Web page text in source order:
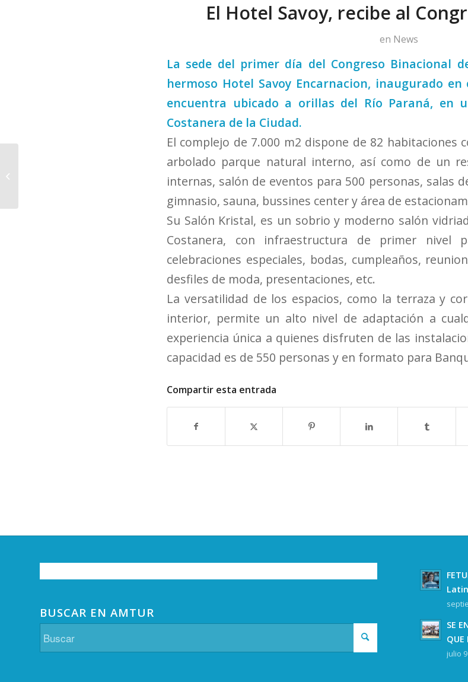
El Hotel Savoy, recibe al
en News
La sede del primer día del Congreso Binacional
hermoso Hotel Savoy Encarnacion, inaugurado en
encuentra ubicado a orillas del Río Paraná, en
Costanera de la Ciudad.
El complejo de 7.000 m2 dispone de 82 habitaciones
arbolado parque natural interno, así como de un
internas, salón de eventos para 500 personas, salas
gimnasio, sauna, bussines center y área de
Su Salón Kristal, es un sobrio y moderno salón
Costanera, con infraestructura de primer nivel
celebraciones especiales, bodas, cumpleaños,
desfiles de moda, presentaciones, etc.
La versatilidad de los espacios, como la terraza y
interior, permite un alto nivel de adaptación a
experiencia única a quienes disfruten de las
capacidad es de 550 personas y en formato para
Compartir esta entrada
BUSCAR EN AMTUR
SE
QUE
julio